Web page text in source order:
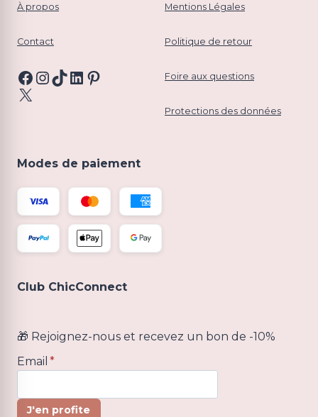
À propos
Contact
Facebook
Instagram
TikTok
LinkedIn
Pinterest
X
Mentions Légales
Politique de retour
Foire aux questions
Protections des données
Modes de paiement
Club ChicConnect
🎁 Rejoignez-nous et recevez un bon de -10%
Email *
J'en profite